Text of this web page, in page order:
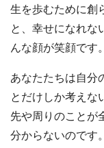
生を歩むために創
と、幸せになれな
んな顔が笑顔です。
あなたたちは自分
とだけしか考えな
先や周りのことが
分からないのです